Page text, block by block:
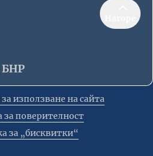
БНР
използване на сайта
поверителност
за „бисквитки“